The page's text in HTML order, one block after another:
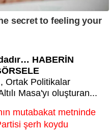
HABERİN
Ortak Politikalar
Masa'yı oluşturan...
mutabakat metninde
şerh koydu